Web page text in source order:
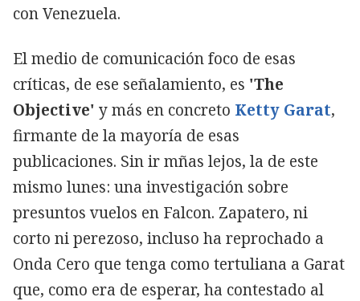
con Venezuela.
El medio de comunicación foco de esas
críticas, de ese señalamiento, es 'The
Objective' y más en concreto Ketty Garat,
firmante de la mayoría de esas
publicaciones. Sin ir mñas lejos, la de este
mismo lunes: una investigación sobre
presuntos vuelos en Falcon. Zapatero, ni
corto ni perezoso, incluso ha reprochado a
Onda Cero que tenga como tertuliana a Garat
que, como era de esperar, ha contestado al